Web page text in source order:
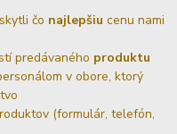
čo najlepšiucenu nami
predávaného produktu
v obore, ktorý
(formulár, telefón,